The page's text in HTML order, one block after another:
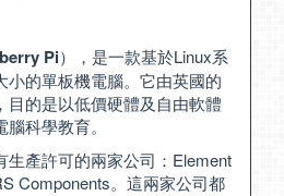
Pi），是一款基於Linux系
小的單板機電腦。它由英國的
目的是以低價硬體及自由軟體
科學教育。
生產許可的兩家公司：Element
Components。這兩家公司都